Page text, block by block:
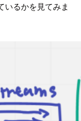
いるかを見てみま